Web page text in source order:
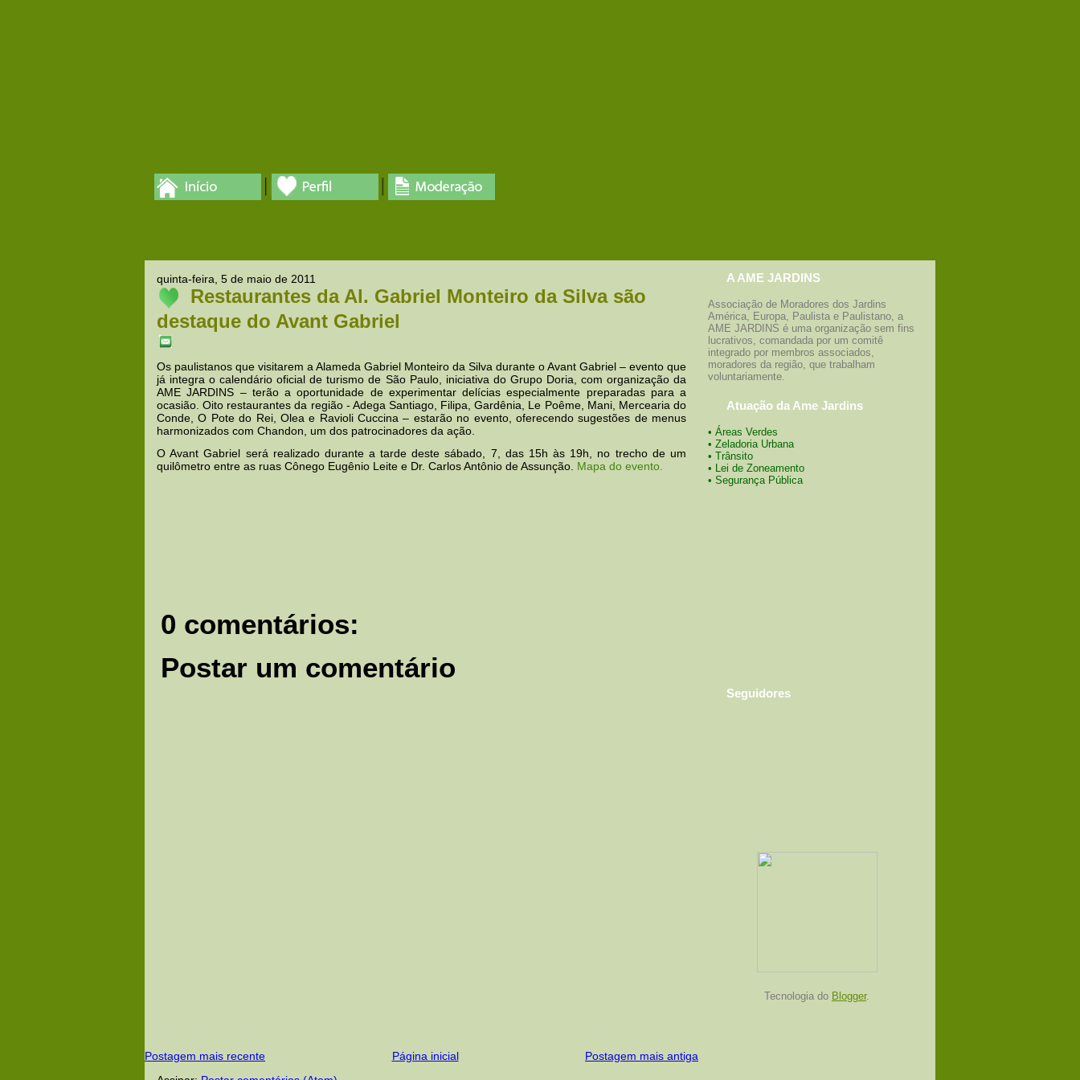
quinta-feira, 5 de maio de 2011
Restaurantes da Al. Gabriel Monteiro da Silva são
destaque do Avant Gabriel
Os paulistanos que visitarem a Alameda Gabriel Monteiro da Silva durante o Avant Gabriel – evento que
já integra o calendário oficial de turismo de São Paulo, iniciativa do Grupo Doria, com organização da
AME JARDINS – terão a oportunidade de experimentar delícias especialmente preparadas para a
ocasião. Oito restaurantes da região - Adega Santiago, Filipa, Gardênia, Le Poême, Mani, Mercearia do
Conde, O Pote do Rei, Olea e Ravioli Cuccina – estarão no evento, oferecendo sugestões de menus
harmonizados com Chandon, um dos patrocinadores da ação.
O Avant Gabriel será realizado durante a tarde deste sábado, 7, das 15h às 19h, no trecho de um
quilômetro entre as ruas Cônego Eugênio Leite e Dr. Carlos Antônio de Assunção. Mapa do evento.
0 comentários:
Postar um comentário
Postagem mais recente Postagem mais antiga
Página inicial
A AME JARDINS
Associação de Moradores dos Jardins
América, Europa, Paulista e Paulistano, a
AME JARDINS é uma organização sem fins
lucrativos, comandada por um comitê
integrado por membros associados,
moradores da região, que trabalham
voluntariamente.
Atuação da Ame Jardins
• Áreas Verdes
• Zeladoria Urbana
• Trânsito
• Lei de Zoneamento
• Segurança Pública
Seguidores
Tecnologia do Blogger.